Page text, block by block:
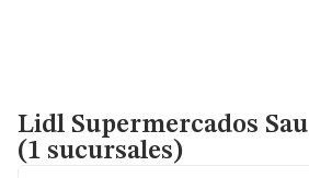
Lidl Supermercados Sau
(1 sucursales)